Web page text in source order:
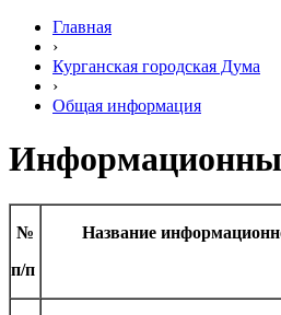
Главная
›
Курганская городская Дума
›
Общая информация
№
п/п
Название